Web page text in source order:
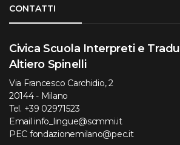
CONTATTI
Civica Scuola Interpreti e
Altiero Spinelli
Via Francesco Carchidio, 2
20144 - Milano
Tel. +39 02971523
Email info_lingue@scmmi.it
PEC fondazionemilano@pec.it